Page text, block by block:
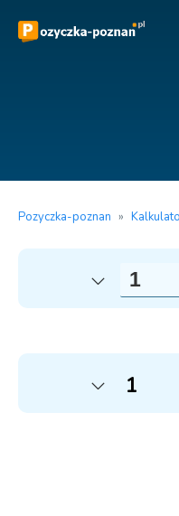
Pozyczka-poznan »
1